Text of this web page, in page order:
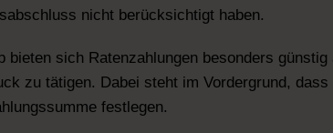
nicht berücksichtigt haben.
bieten sich Ratenzahlungen besonders
zu tätigen. Dabei steht im Vordergrund,
festlegen.